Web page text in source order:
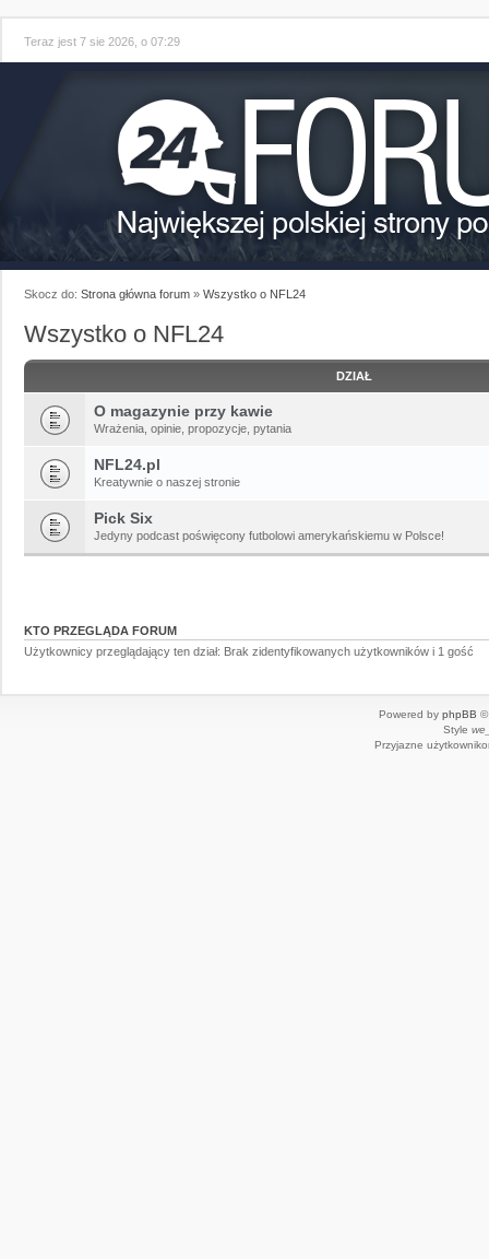
Teraz jest 7 sie 2026, o 07:29
Skocz do: Strona główna forum » Wszystko o NFL24
Wszystko o NFL24
DZIAŁ
O magazynie przy kawie
Wrażenia, opinie, propozycje, pytania
NFL24.pl
Kreatywnie o naszej stronie
Pick Six
Jedyny podcast poświęcony futbolowi amerykańskiemu w Polsce!
KTO PRZEGLĄDA FORUM
Użytkownicy przeglądający ten dział: Brak zidentyfikowanych użytkowników i 1 gość
Powered by phpBB ©
Style
Przyjazne